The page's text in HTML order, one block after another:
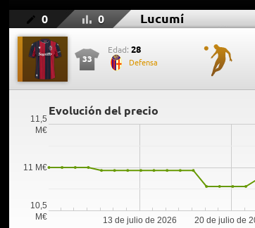
0 0 Lucumí
33
Edad: 28
Defensa
Evolución del precio
13 de julio de 2026 20 de julio de
10,5
M€
11 M€
11,5
M€